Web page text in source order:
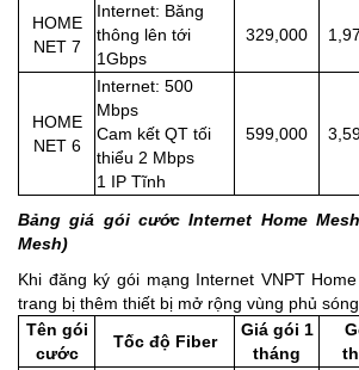
HOME
NET 7
Internet: Băng
thông lên tới
1Gbps
329,000
HOME
NET 6
Internet: 500
Mbps
Cam kết QT tối
thiểu 2 Mbps
1 IP Tĩnh
599,000
Bảng giá gói cước Internet Home
Mesh)
Khi đăng ký gói mạng Internet VNPT
trang bị thêm thiết bị mở rộng vùng phủ
Tên gói
cước
Tốc độ Fiber
Giá gói 1
tháng